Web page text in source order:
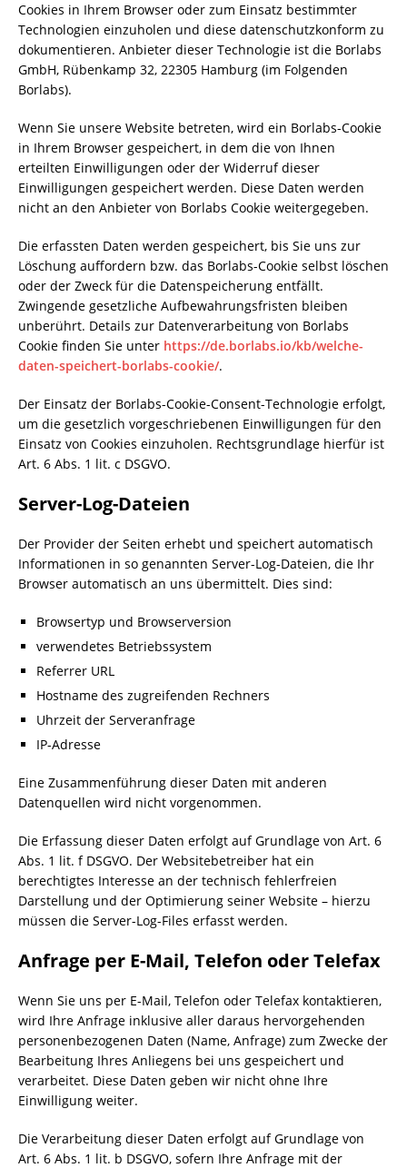
Cookies in Ihrem Browser oder zum Einsatz bestimmter
Technologien einzuholen und diese datenschutzkonform zu
dokumentieren. Anbieter dieser Technologie ist die Borlabs
GmbH, Rübenkamp 32, 22305 Hamburg (im Folgenden
Borlabs).
Wenn Sie unsere Website betreten, wird ein Borlabs-Cookie
in Ihrem Browser gespeichert, in dem die von Ihnen
erteilten Einwilligungen oder der Widerruf dieser
Einwilligungen gespeichert werden. Diese Daten werden
nicht an den Anbieter von Borlabs Cookie weitergegeben.
Die erfassten Daten werden gespeichert, bis Sie uns zur
Löschung auffordern bzw. das Borlabs-Cookie selbst löschen
oder der Zweck für die Datenspeicherung entfällt.
Zwingende gesetzliche Aufbewahrungsfristen bleiben
unberührt. Details zur Datenverarbeitung von Borlabs
Cookie finden Sie unter https://de.borlabs.io/kb/welche-
daten-speichert-borlabs-cookie/.
Der Einsatz der Borlabs-Cookie-Consent-Technologie erfolgt,
um die gesetzlich vorgeschriebenen Einwilligungen für den
Einsatz von Cookies einzuholen. Rechtsgrundlage hierfür ist
Art. 6 Abs. 1 lit. c DSGVO.
Server-Log-Dateien
Der Provider der Seiten erhebt und speichert automatisch
Informationen in so genannten Server-Log-Dateien, die Ihr
Browser automatisch an uns übermittelt. Dies sind:
Browsertyp und Browserversion
verwendetes Betriebssystem
Referrer URL
Hostname des zugreifenden Rechners
Uhrzeit der Serveranfrage
IP-Adresse
Eine Zusammenführung dieser Daten mit anderen
Datenquellen wird nicht vorgenommen.
Die Erfassung dieser Daten erfolgt auf Grundlage von Art. 6
Abs. 1 lit. f DSGVO. Der Websitebetreiber hat ein
berechtigtes Interesse an der technisch fehlerfreien
Darstellung und der Optimierung seiner Website – hierzu
müssen die Server-Log-Files erfasst werden.
Anfrage per E-Mail, Telefon oder Telefax
Wenn Sie uns per E-Mail, Telefon oder Telefax kontaktieren,
wird Ihre Anfrage inklusive aller daraus hervorgehenden
personenbezogenen Daten (Name, Anfrage) zum Zwecke der
Bearbeitung Ihres Anliegens bei uns gespeichert und
verarbeitet. Diese Daten geben wir nicht ohne Ihre
Einwilligung weiter.
Die Verarbeitung dieser Daten erfolgt auf Grundlage von
Art. 6 Abs. 1 lit. b DSGVO, sofern Ihre Anfrage mit der